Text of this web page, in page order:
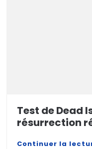
Test de Dead
résurrection
Continuer la